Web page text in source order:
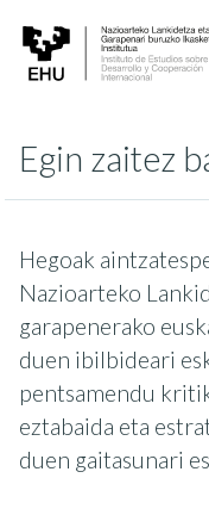
Egin zaitez
Hegoak
Nazioarteko
garapenerako
duen ibilbideari
pentsamendu
eztabaida eta
duen gaitasunari